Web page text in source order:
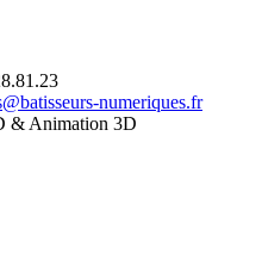
numeriques.fr
& Animation 3D